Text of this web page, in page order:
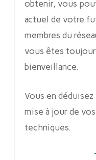
obtenir, vous
actuel de votre
membres du
vous êtes
bienveillance.
Vous en
mise à jour de
techniques.